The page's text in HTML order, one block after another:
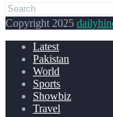
Copyright 2025
Latest
Pakistan
World
Sports
Showbiz
Travel